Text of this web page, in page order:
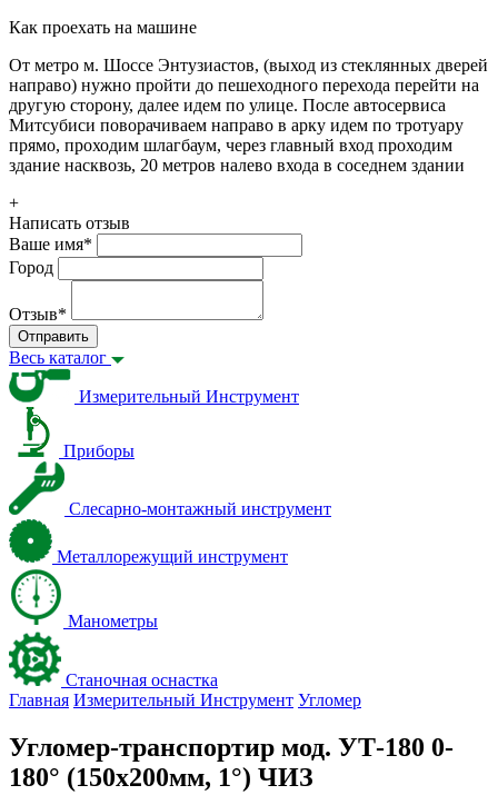
Как проехать на машине
От метро м. Шоссе Энтузиастов, (выход из стеклянных дверей
направо) нужно пройти до пешеходного перехода перейти на
другую сторону, далее идем по улице. После автосервиса
Митсубиси поворачиваем направо в арку идем по тротуару
прямо, проходим шлагбаум, через главный вход проходим
здание насквозь, 20 метров налево входа в соседнем здании
+
Написать отзыв
Ваше имя*
Город
Отзыв*
Отправить
Весь каталог
Измерительный Инструмент
Приборы
Слесарно-монтажный инструмент
Металлорежущий инструмент
Манометры
Станочная оснастка
Главная Измерительный Инструмент Угломер
Угломер-транспортир мод. УТ-180 0-
180° (150х200мм, 1°) ЧИЗ